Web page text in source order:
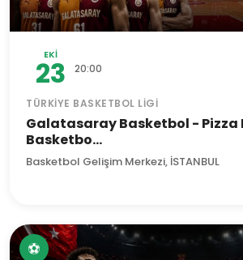
EKI
23 20:00
TÜRKIYE BASKETBOL LIGI
Galatasaray Basketbol - Pizza
Basketbo...
Basketbol Gelişim Merkezi, İSTANBUL
⚽